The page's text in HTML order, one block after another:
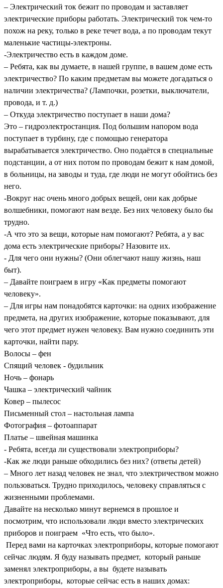
– Электрический ток бежит по проводам и заставляет
электрические приборы работать. Электрический ток чем-то
похож на реку, только в реке течет вода, а по проводам текут
маленькие частицы-электроны.
-Электричество есть в каждом доме.
– Ребята, как вы думаете, в нашей группе, в вашем доме есть
электричество? По каким предметам вы можете догадаться о
наличии электричества? (Лампочки, розетки, выключатели,
провода, и т. д.)
– Откуда электричество поступает в наши дома?
Это – гидроэлектростанция. Под большим напором вода
поступает в турбину, где с помощью генератора
вырабатывается электричество. Оно подаётся в специальные
подстанции, а от них потом по проводам бежит к нам домой,
в больницы, на заводы и туда, где люди не могут обойтись без
него.
-Вокруг нас очень много добрых вещей, они как добрые
волшебники, помогают нам везде. Без них человеку было бы
трудно.
-А что это за вещи, которые нам помогают? Ребята, а у вас
дома есть электрические приборы? Назовите их.
- Для чего они нужны? (Они облегчают нашу жизнь, наш
быт).
– Давайте поиграем в игру «Как предметы помогают
человеку».
– Для игры нам понадобятся карточки: на одних изображение
предмета, на других изображение, которые показывают, для
чего этот предмет нужен человеку. Вам нужно соединить эти
карточки, найти пару.
Волосы – фен
Спящий человек - будильник
Ночь – фонарь
Чашка – электрический чайник
Ковер – пылесос
Письменный стол – настольная лампа
Фотография – фотоаппарат
Платье – швейная машинка
- Ребята, всегда ли существовали электроприборы?
-Как же люди раньше обходились без них? (ответы детей)
– Много лет назад человек не знал, что электричеством можно
пользоваться. Трудно приходилось, человеку справляться с
жизненными проблемами.
Давайте на несколько минут вернемся в прошлое и
посмотрим, что использовали люди вместо электрических
приборов и поиграем «Что есть, что было».
Перед вами на карточках электроприборы, которые помогают
сейчас людям. Я буду называть предмет, который раньше
заменял электроприборы, а вы будете называть
электроприборы, которые сейчас есть в наших домах: